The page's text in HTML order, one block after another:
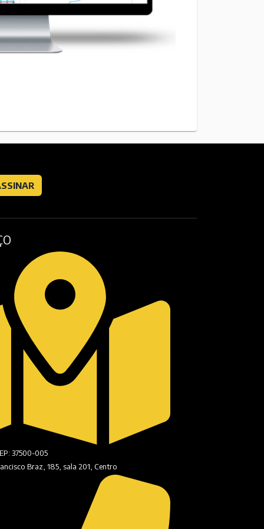
37500-005
Braz, 185, sala 201, Centro